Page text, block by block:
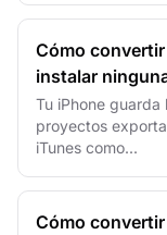
Cómo
instalar
Tu iPhone
proyectos
iTunes como...
Cómo